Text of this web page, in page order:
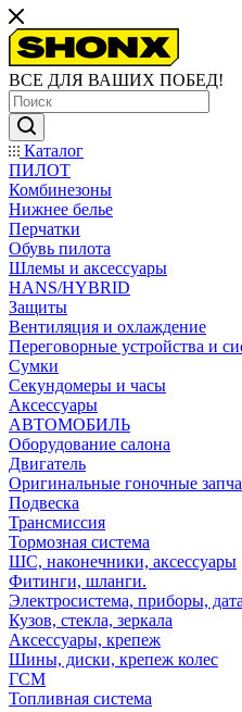
ВСЕ ДЛЯ ВАШИХ ПОБЕД!
Каталог
ПИЛОТ
Комбинезоны
Нижнее белье
Перчатки
Обувь пилота
Шлемы и аксессуары
HANS/HYBRID
Защиты
Вентиляция и охлаждение
Переговорные устройства и
Сумки
Секундомеры и часы
Аксессуары
АВТОМОБИЛЬ
Оборудование салона
Двигатель
Оригинальные гоночные
Подвеска
Трансмиссия
Тормозная система
ШС, наконечники, аксессуары
Фитинги, шланги.
Электросистема, приборы,
Кузов, стекла, зеркала
Аксессуары, крепеж
Шины, диски, крепеж колес
ГСМ
Топливная система